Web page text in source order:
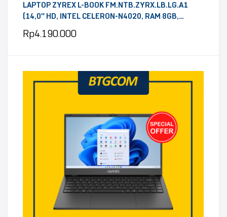
LAPTOP ZYREX L-BOOK FM.NTB.ZYRX.LB.LG.A1
(14,0″ HD, INTEL CELERON-N4020, RAM 8GB,
Rp4.190.000